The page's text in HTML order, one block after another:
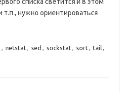
нужно ориентироваться
, netstat, sed , sockstat, sort, tail,